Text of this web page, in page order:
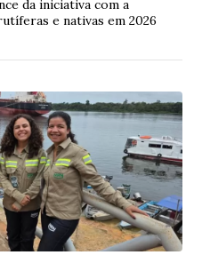
da iniciativa com a
e nativas em 2026